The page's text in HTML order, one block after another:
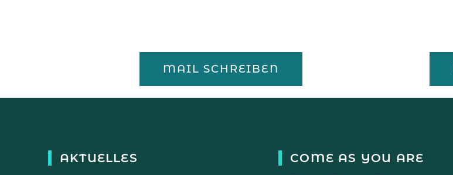
MAIL SCHREIBEN
AKTUELLES COME AS YOU ARE